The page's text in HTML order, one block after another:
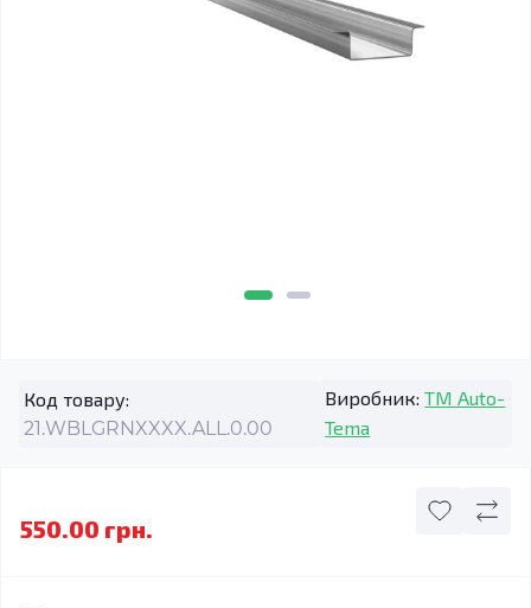
Код товару:
21.WBLGRNXXXX.ALL.0.00
Виробник: TM Auto-
Tema
550.00 грн.